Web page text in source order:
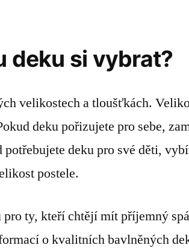
deku si vybrat?
velikostech a tloušťkách.
deku pořizujete pro sebe,
potřebujete deku pro své děti,
postele.
ty, kteří chtějí mít příjemný
o kvalitních bavlněných